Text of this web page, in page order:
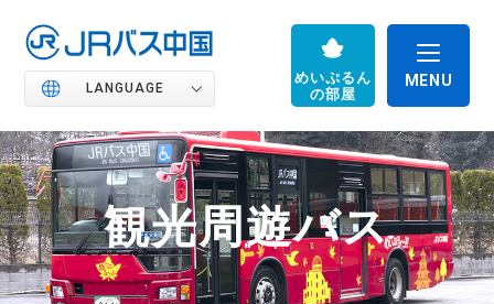
LANGUAGE
めいぷるん
の部屋
JRバス中国の魅力
観光周遊バス